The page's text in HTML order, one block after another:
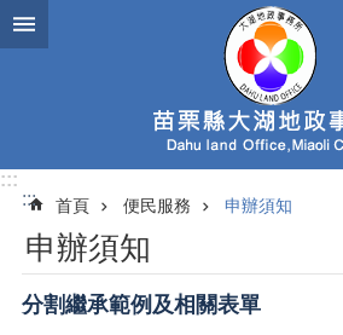
跳到主要內容區塊
:::
:::
首頁 便民服務 申辦須知
申辦須知
分割繼承範例及相關表單